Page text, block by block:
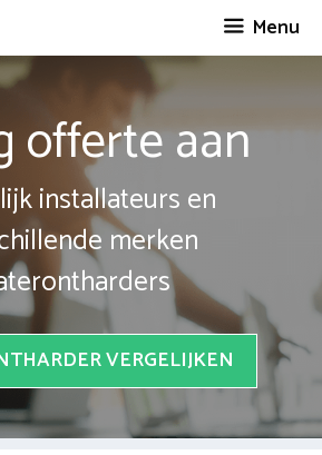
Menu
offerte aan
installateurs en
merken
VERGELIJKEN